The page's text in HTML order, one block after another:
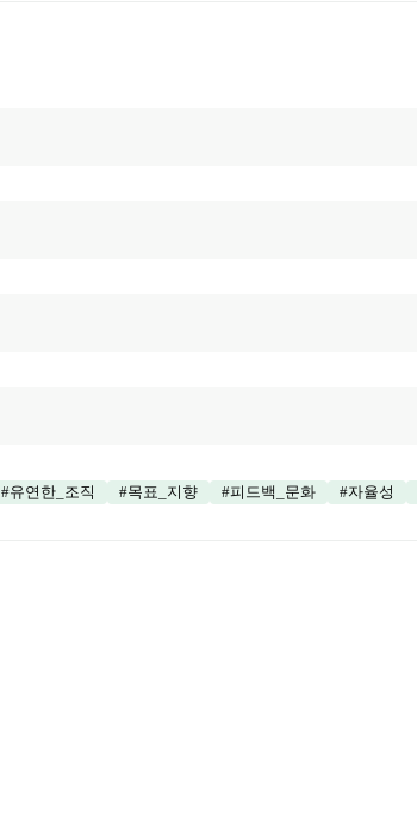
#유연한_조직 #목표_지향 #피드백_문화 #자율성